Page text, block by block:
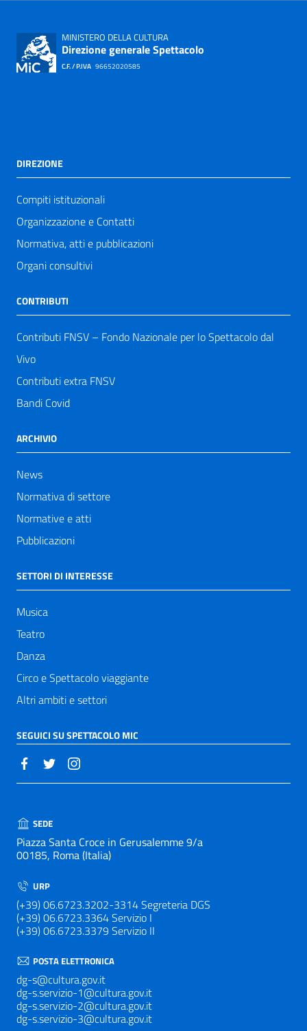
MINISTERO DELLA CULTURA
Direzione generale Spettacolo
C.F. / P.IVA 96652020585
DIREZIONE
Compiti istituzionali
Organizzazione e Contatti
Normativa, atti e pubblicazioni
Organi consultivi
CONTRIBUTI
Contributi FNSV – Fondo Nazionale per lo Spettacolo dal
Vivo
Contributi extra FNSV
Bandi Covid
ARCHIVIO
News
Normativa di settore
Normative e atti
Pubblicazioni
SETTORI DI INTERESSE
Musica
Teatro
Danza
Circo e Spettacolo viaggiante
Altri ambiti e settori
SEGUICI SU SPETTACOLO MIC
SEDE
Piazza Santa Croce in Gerusalemme 9/a
00185, Roma (Italia)
URP
(+39) 06.6723.3202-3314 Segreteria DGS
(+39) 06.6723.3364 Servizio I
(+39) 06.6723.3379 Servizio II
POSTA ELETTRONICA
dg-s@cultura.gov.it
dg-s.servizio-1@cultura.gov.it
dg-s.servizio-2@cultura.gov.it
dg-s.servizio-3@cultura.gov.it